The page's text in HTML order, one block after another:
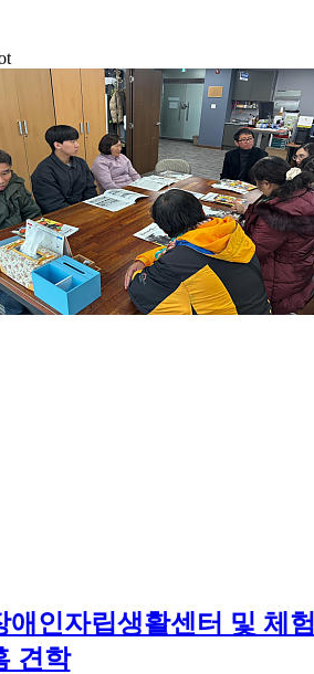
애인자립생활센터 및 체험
견학